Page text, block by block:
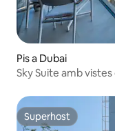
Pis a Dubai
Sky Suite amb
Superhost
Superhost